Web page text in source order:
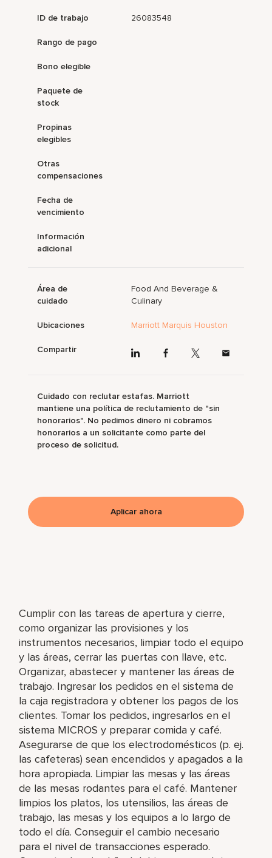
Cumplir con las tareas de apertura y cierre,
como organizar las provisiones y los
instrumentos necesarios, limpiar todo el equipo
y las áreas, cerrar las puertas con llave, etc.
Organizar, abastecer y mantener las áreas de
trabajo. Ingresar los pedidos en el sistema de
la caja registradora y obtener los pagos de los
clientes. Tomar los pedidos, ingresarlos en el
sistema MICROS y preparar comida y café.
Asegurarse de que los electrodomésticos (p. ej.
las cafeteras) sean encendidos y apagados a la
hora apropiada. Limpiar las mesas y las áreas
de las mesas rodantes para el café. Mantener
limpios los platos, los utensilios, las áreas de
trabajo, las mesas y los equipos a lo largo de
todo el día. Conseguir el cambio necesario
para el nivel de transacciones esperado.
ID de trabajo 26083548
Rango de pago
Bono elegible
Paquete de
stock
Propinas
elegibles
Otras
compensaciones
Fecha de
vencimiento
Información
adicional
Área de
cuidado
Food And Beverage &
Culinary
Ubicaciones Marriott Marquis Houston
Compartir
Cuidado con reclutar estafas. Marriott
mantiene una política de reclutamiento de "sin
honorarios". No pedimos dinero ni cobramos
honorarios a un solicitante como parte del
proceso de solicitud.
Aplicar ahora